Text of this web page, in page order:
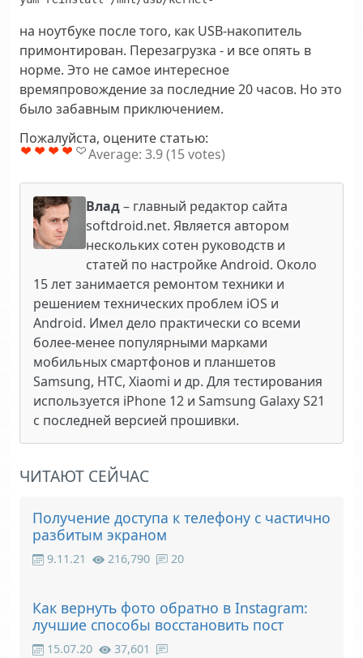
на ноутбуке после того, как USB-накопитель
примонтирован. Перезагрузка - и все опять в
норме. Это не самое интересное
времяпровождение за последние 20 часов. Но это
было забавным приключением.
Пожалуйста, оцените статью:
Average: 3.9(15votes)
Влад– главный редактор сайта
softdroid.net. Является автором
нескольких сотен руководств и
статей по настройке Android. Около
15 лет занимается ремонтом техники и
решением технических проблем iOS и
Android. Имел дело практически со всеми
более-менее популярными марками
мобильных смартфонов и планшетов
Samsung, HTC, Xiaomi и др. Для тестирования
используется iPhone 12 и Samsung Galaxy S21
с последней версией прошивки.
ЧИТАЮТ СЕЙЧАС
Получение доступа к телефону с частично
разбитым экраном
9.11.21 216,790 20
Как вернуть фото обратно в Instagram:
лучшие способы восстановить пост
15.07.20 37,601